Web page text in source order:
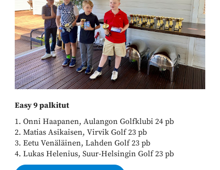
​​​​​​​Easy 9 palkitut
1. Onni Haapanen, Aulangon Golfklubi 24 pb
2. Matias Asikaisen, Virvik Golf 23 pb
3. Eetu Venäläinen, Lahden Golf 23 pb
​​​​​​​4. Lukas Helenius, Suur-Helsingin Golf 23 pb